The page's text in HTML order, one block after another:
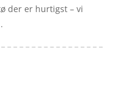
der er hurtigst – vi